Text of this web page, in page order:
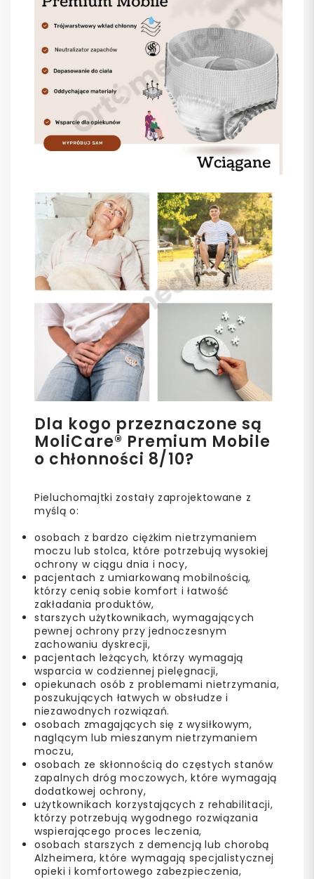
Dla kogo przeznaczone są
MoliCare® Premium Mobile
o chłonności 8/10?
Pieluchomajtki zostały zaprojektowane z
myślą o:
osobach z bardzo ciężkim nietrzymaniem
moczu lub stolca, które potrzebują wysokiej
ochrony w ciągu dnia i nocy,
pacjentach z umiarkowaną mobilnością,
którzy cenią sobie komfort i łatwość
zakładania produktów,
starszych użytkownikach, wymagających
pewnej ochrony przy jednoczesnym
zachowaniu dyskrecji,
pacjentach leżących, którzy wymagają
wsparcia w codziennej pielęgnacji,
opiekunach osób z problemami nietrzymania,
poszukujących łatwych w obsłudze i
niezawodnych rozwiązań.
osobach zmagających się z wysiłkowym,
naglącym lub mieszanym nietrzymaniem
moczu,
osobach ze skłonnością do częstych stanów
zapalnych dróg moczowych, które wymagają
dodatkowej ochrony,
użytkownikach korzystających z rehabilitacji,
którzy potrzebują wygodnego rozwiązania
wspierającego proces leczenia,
osobach starszych z demencją lub chorobą
Alzheimera, które wymagają specjalistycznej
opieki i komfortowego zabezpieczenia,